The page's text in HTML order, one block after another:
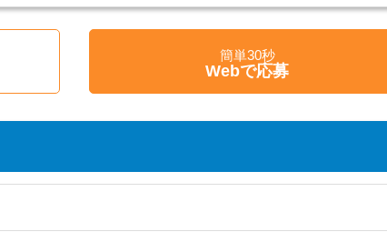
簡単30秒
Webで応募